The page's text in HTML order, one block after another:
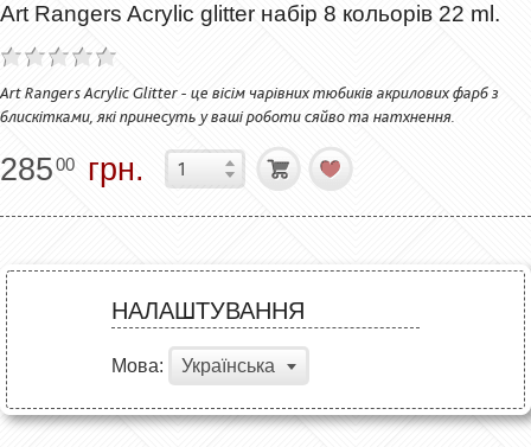
Art Rangers Acrylic glitter набір 8 кольорів 22 ml.
Art Rangers Acrylic Glitter - це вісім чарівних тюбиків акрилових фарб з
блискітками, які принесуть у ваші роботи сяйво та натхнення.
28500 грн.
НАЛАШТУВАННЯ
Мова: Українська